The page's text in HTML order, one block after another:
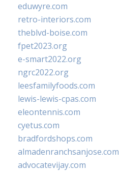
eduwyre.com
retro-interiors.com
theblvd-boise.com
fpet2023.org
e-smart2022.org
ngrc2022.org
leesfamilyfoods.com
lewis-lewis-cpas.com
eleontennis.com
cyetus.com
bradfordshops.com
almadenranchsanjose.com
advocatevijay.com